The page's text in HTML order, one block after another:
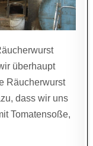
überhaupt
Räucherwurst
dass wir uns
Tomatensoße,